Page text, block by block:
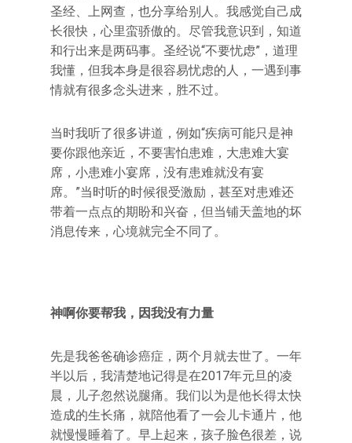
圣经、上网查，也分享给别人。我感觉自己成
长很快，心里蛮骄傲的。尽管我意识到，知道
和行出来是两码事。圣经说“不要忧虑”，道理
我懂，但我本身是很容易忧虑的人，一遇到事
情就有很多念头进来，胜不过。
当时我听了很多讲道，例如“疾病可能只是神
要你跟他亲近，不要害怕患难，大患难大宴
席，小患难小宴席，没有患难就没有宴
席。”当时听的时候很受激励，甚至对患难还
带着一点点的期盼和兴奋，但当铺天盖地的坏
消息传来，心境就完全不同了。
神啊你要帮我，因我没有力量
先是我爸爸确诊癌症，两个月就去世了。一年
半以后，我清楚地记得是在2017年元旦的凌
晨，儿子忽然说腿痛。我们以为是他长得太快
造成的生长痛，就陪他看了一会儿卡通片，他
就慢慢睡着了。早上起来，孩子脸色很差，说